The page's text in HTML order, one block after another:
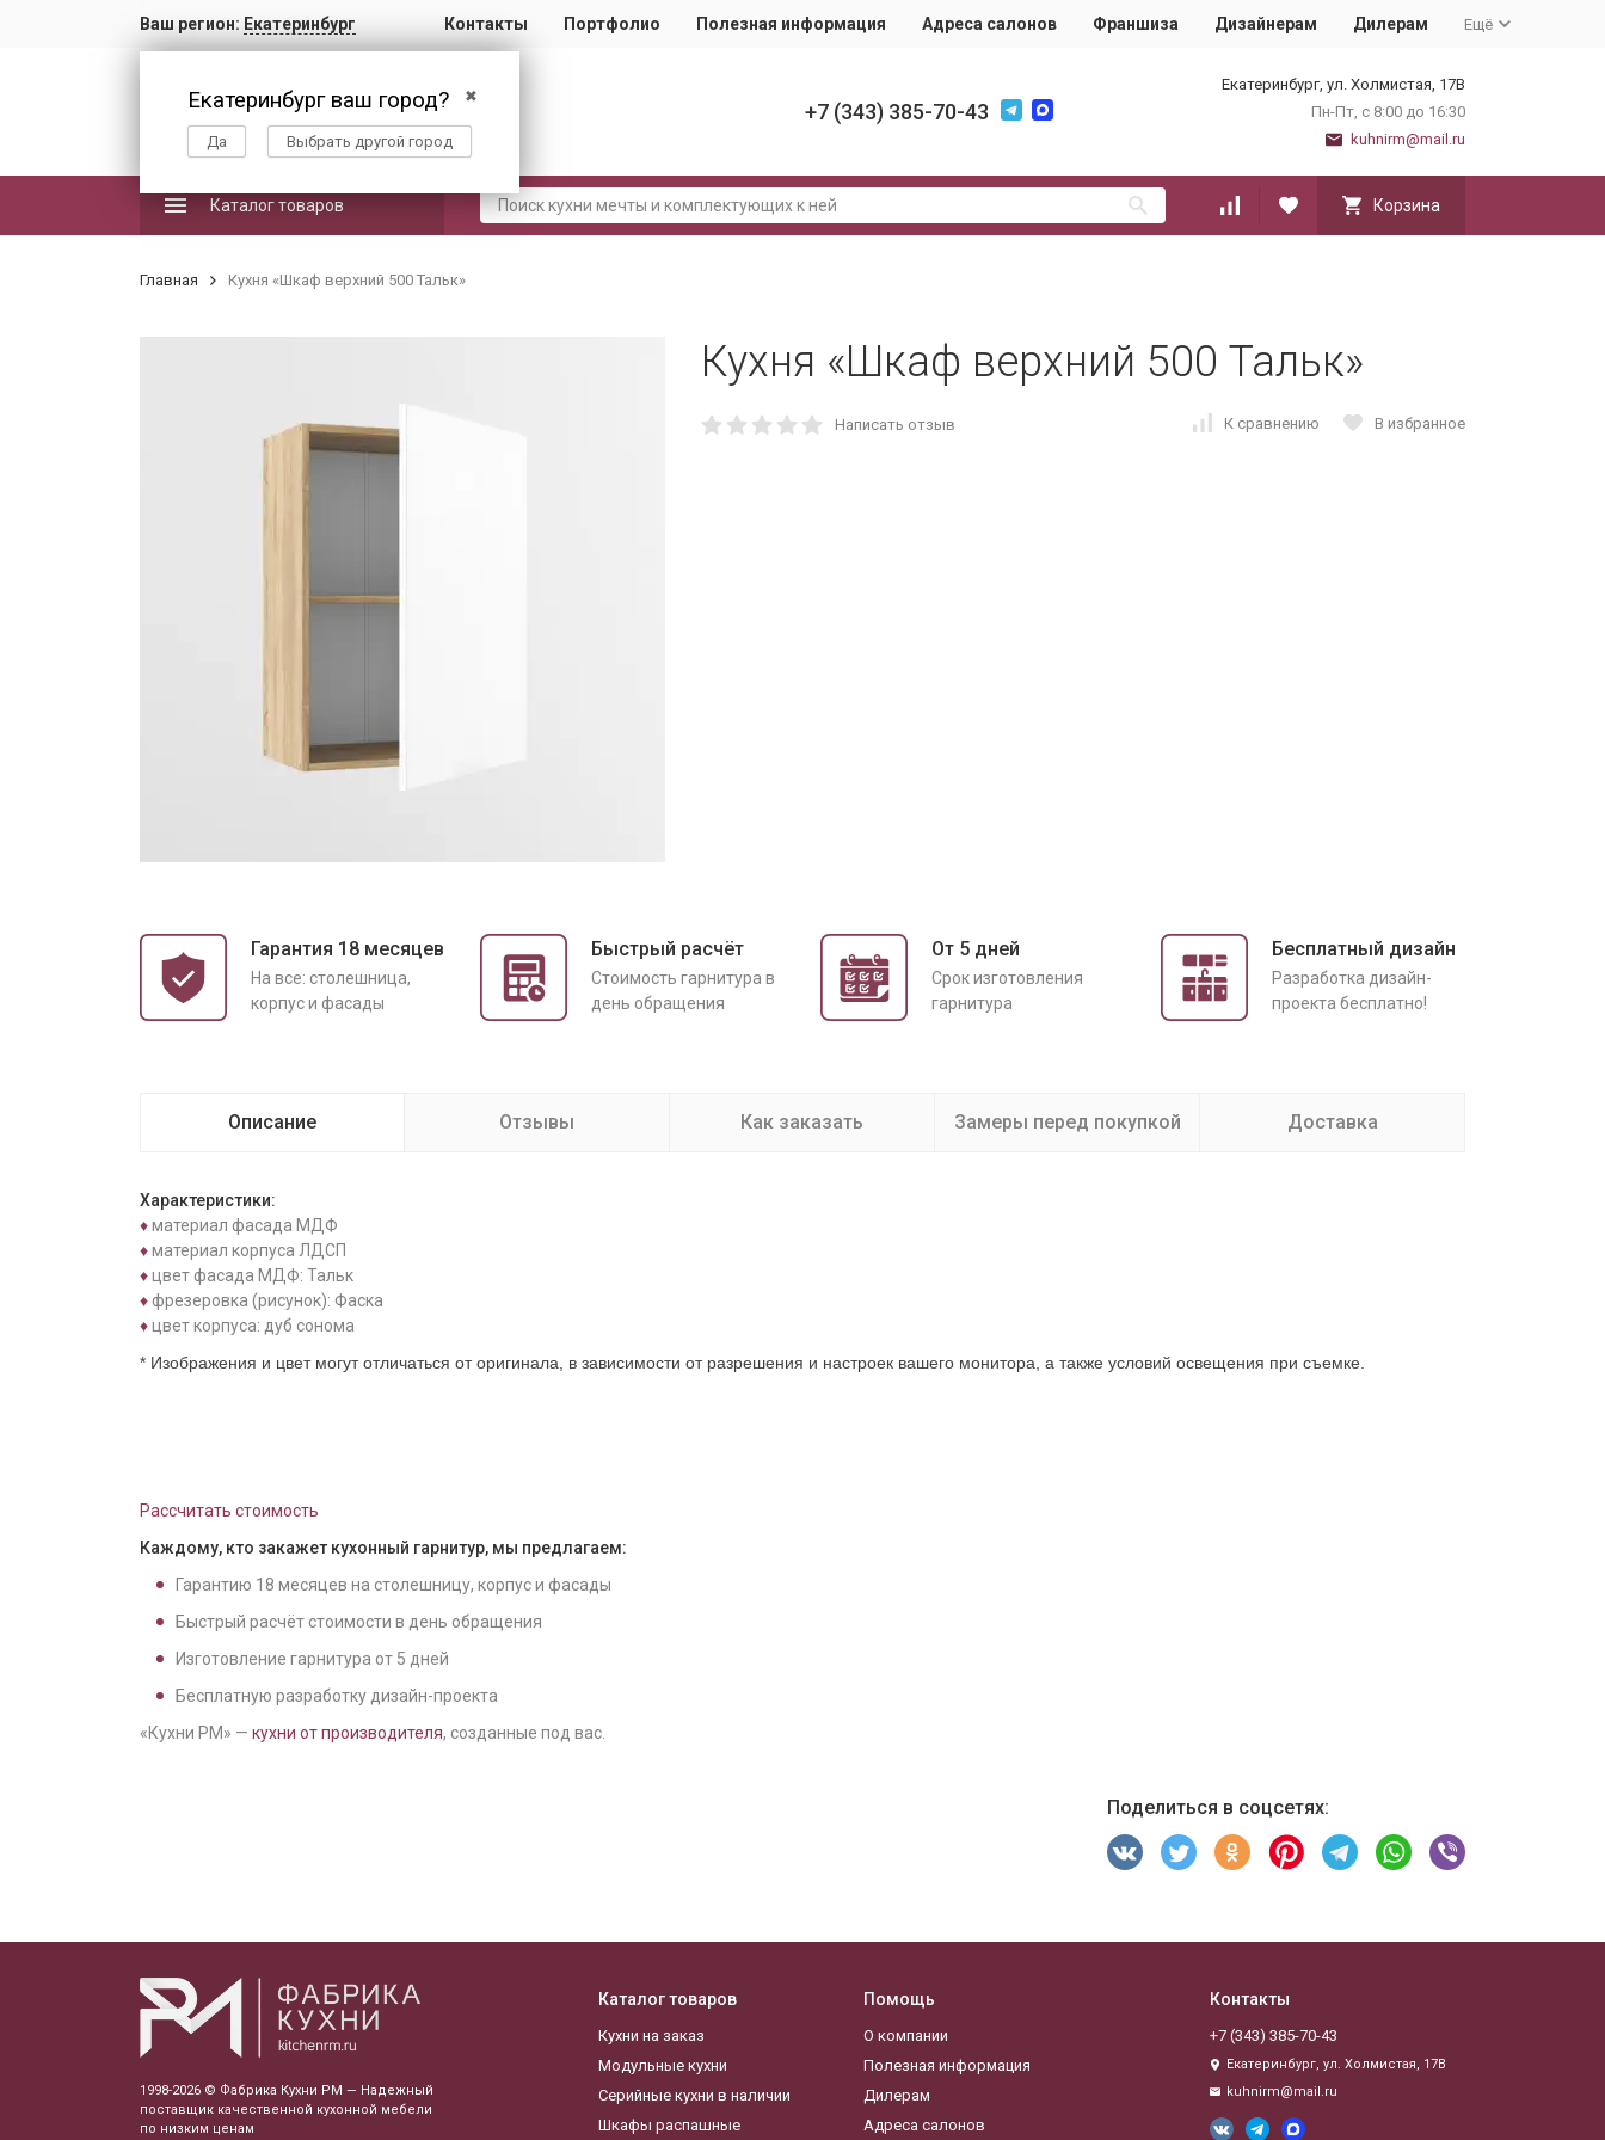
Ваш регион: Екатеринбург
✖
Екатеринбург ваш город?
Да Выбрать другой город
Контакты Портфолио Полезная информация Адреса салонов Франшиза Дизайнерам Дилерам Ещё
‪+7 (343) 385-70-43
Екатеринбург, ул. Холмистая, 17В
Пн-Пт, с 8:00 до 16:30
kuhnirm@mail.ru
Каталог товаров Корзина
Главная Кухня «Шкаф верхний 500 Тальк»
Кухня «Шкаф верхний 500 Тальк»
Написать отзыв К сравнению В избранное
Гарантия 18 месяцев
На все: столешница,
корпус и фасады
Быстрый расчёт
Cтоимость гарнитура в
день обращения
От 5 дней
Срок изготовления
гарнитура
Бесплатный дизайн
Разработка дизайн-
проекта бесплатно!
Описание Отзывы Как заказать Замеры перед покупкой Доставка
Характеристики:
♦материал фасада МДФ
♦материал корпуса ЛДСП
♦цвет фасада МДФ: Тальк
♦фрезеровка (рисунок): Фаска
♦цвет корпуса: дуб сонома
* Изображения и цвет могут отличаться от оригинала, в зависимости от разрешения и настроек вашего монитора, а также условий освещения при съемке.
Рассчитать стоимость
Каждому, кто закажет кухонный гарнитур, мы предлагаем:
Гарантию 18 месяцев на столешницу, корпус и фасады
Быстрый расчёт стоимости в день обращения
Изготовление гарнитура от 5 дней
Бесплатную разработку дизайн-проекта
«Кухни РМ» — кухни от производителя, созданные под вас.
Поделиться в соцсетях:
1998-2026 © Фабрика Кухни РМ — Надежный
поставщик качественной кухонной мебели
по низким ценам
Каталог товаров
Кухни на заказ
Модульные кухни
Серийные кухни в наличии
Шкафы распашные
Помощь
О компании
Полезная информация
Дилерам
Адреса салонов
Контакты
‪+7 (343) 385-70-43
Екатеринбург, ул. Холмистая, 17В
kuhnirm@mail.ru